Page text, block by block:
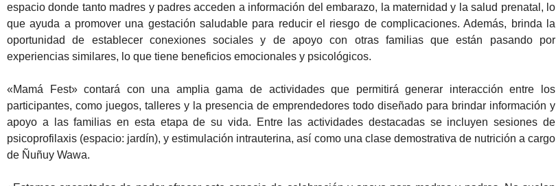
espacio donde tanto madres y padres acceden a información del embarazo, la maternidad y la salud prenatal, lo
que ayuda a promover una gestación saludable para reducir el riesgo de complicaciones. Además, brinda la
oportunidad de establecer conexiones sociales y de apoyo con otras familias que están pasando por
experiencias similares, lo que tiene beneficios emocionales y psicológicos.
«Mamá Fest» contará con una amplia gama de actividades que permitirá generar interacción entre los
participantes, como juegos, talleres y la presencia de emprendedores todo diseñado para brindar información y
apoyo a las familias en esta etapa de su vida. Entre las actividades destacadas se incluyen sesiones de
psicoprofilaxis (espacio: jardín), y estimulación intrauterina, así como una clase demostrativa de nutrición a cargo
de Ñuñuy Wawa.